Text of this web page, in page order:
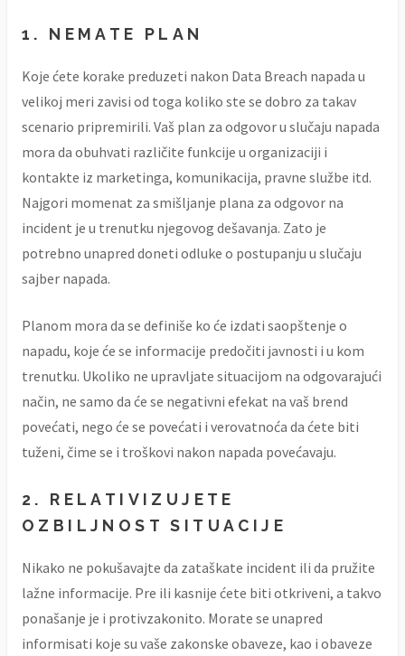
1. NEMATE PLAN
Koje ćete korake preduzeti nakon Data Breach napada u
velikoj meri zavisi od toga koliko ste se dobro za takav
scenario pripremirili. Vaš plan za odgovor u slučaju napada
mora da obuhvati različite funkcije u organizaciji i
kontakte iz marketinga, komunikacija, pravne službe itd.
Najgori momenat za smišljanje plana za odgovor na
incident je u trenutku njegovog dešavanja. Zato je
potrebno unapred doneti odluke o postupanju u slučaju
sajber napada.
Planom mora da se definiše ko će izdati saopštenje o
napadu, koje će se informacije predočiti javnosti i u kom
trenutku. Ukoliko ne upravljate situacijom na odgovarajući
način, ne samo da će se negativni efekat na vaš brend
povećati, nego će se povećati i verovatnoća da ćete biti
tuženi, čime se i troškovi nakon napada povećavaju.
2. RELATIVIZUJETE
OZBILJNOST SITUACIJE
Nikako ne pokušavajte da zataškate incident ili da pružite
lažne informacije. Pre ili kasnije ćete biti otkriveni, a takvo
ponašanje je i protivzakonito. Morate se unapred
informisati koje su vaše zakonske obaveze, kao i obaveze